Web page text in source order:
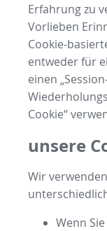
Erfahrung zu
Vorlieben
Cookie-
entweder für
einen
Cookie“
unsere
Wir
Wenn